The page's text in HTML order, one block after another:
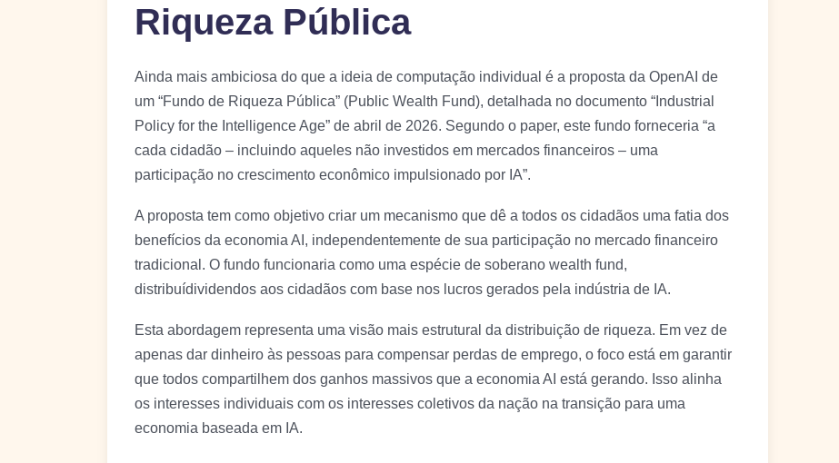
Riqueza Pública
Ainda mais ambiciosa do que a ideia de computação individual é a proposta da OpenAI de
um “Fundo de Riqueza Pública” (Public Wealth Fund), detalhada no documento “Industrial
Policy for the Intelligence Age” de abril de 2026. Segundo o paper, este fundo forneceria “a
cada cidadão – incluindo aqueles não investidos em mercados financeiros – uma
participação no crescimento econômico impulsionado por IA”.
A proposta tem como objetivo criar um mecanismo que dê a todos os cidadãos uma fatia dos
benefícios da economia AI, independentemente de sua participação no mercado financeiro
tradicional. O fundo funcionaria como uma espécie de soberano wealth fund,
distribuídividendos aos cidadãos com base nos lucros gerados pela indústria de IA.
Esta abordagem representa uma visão mais estrutural da distribuição de riqueza. Em vez de
apenas dar dinheiro às pessoas para compensar perdas de emprego, o foco está em garantir
que todos compartilhem dos ganhos massivos que a economia AI está gerando. Isso alinha
os interesses individuais com os interesses coletivos da nação na transição para uma
economia baseada em IA.